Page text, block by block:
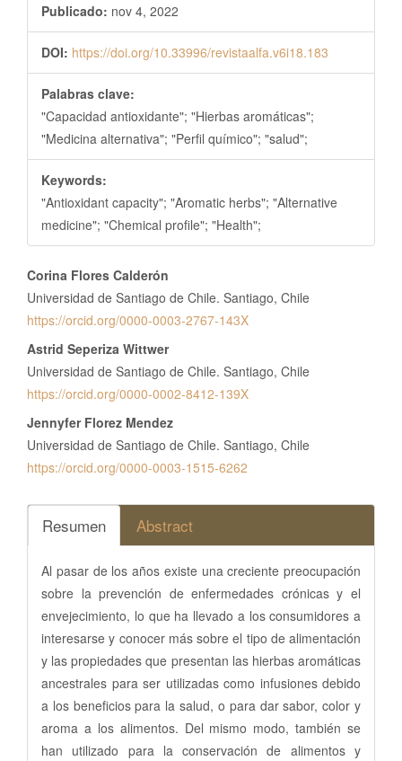
Publicado: nov 4, 2022
DOI: https://doi.org/10.33996/revistaalfa.v6i18.183
Palabras clave:
"Capacidad antioxidante"; "Hierbas aromáticas";
"Medicina alternativa"; "Perfil químico"; "salud";
Keywords:
"Antioxidant capacity"; "Aromatic herbs"; "Alternative
medicine"; "Chemical profile"; "Health";
Contenido
principal
del
artículo
Corina Flores Calderón
Universidad de Santiago de Chile. Santiago, Chile
https://orcid.org/0000-0003-2767-143X
Astrid Seperiza Wittwer
Universidad de Santiago de Chile. Santiago, Chile
https://orcid.org/0000-0002-8412-139X
Jennyfer Florez Mendez
Universidad de Santiago de Chile. Santiago, Chile
https://orcid.org/0000-0003-1515-6262
Resumen Abstract
Al pasar de los años existe una creciente preocupación
sobre la prevención de enfermedades crónicas y el
envejecimiento, lo que ha llevado a los consumidores a
interesarse y conocer más sobre el tipo de alimentación
y las propiedades que presentan las hierbas aromáticas
ancestrales para ser utilizadas como infusiones debido
a los beneficios para la salud, o para dar sabor, color y
aroma a los alimentos. Del mismo modo, también se
han utilizado para la conservación de alimentos y